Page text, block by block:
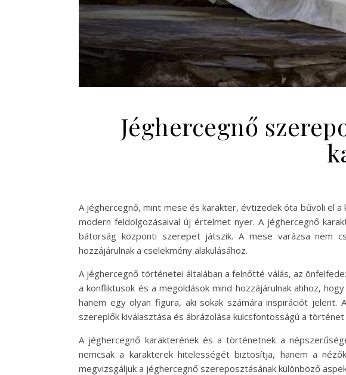
Jéghercegnő
A jéghercegnő, mint mese és karakter, évtizedek óta bűvöli el
modern feldolgozásaival új értelmet nyer. A jéghercegnő
bátorság központi szerepet játszik. A mese varázsa nem
hozzájárulnak a cselekmény alakulásához.
A jéghercegnő történetei általában a felnőtté válás, az
a konfliktusok és a megoldások mind hozzájárulnak ahhoz,
hanem egy olyan figura, aki sokak számára inspirációt
szereplők kiválasztása és ábrázolása kulcsfontosságú a
A jéghercegnő karakterének és a történetnek a
nemcsak a karakterek hitelességét biztosítja, hanem a
megvizsgáljuk a jéghercegnő szereposztásának különböző